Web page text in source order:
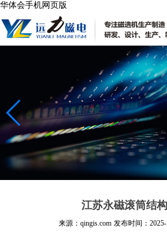
华体会手机网页版
江苏永磁滚筒结
来源：qingis.com 发布时间：